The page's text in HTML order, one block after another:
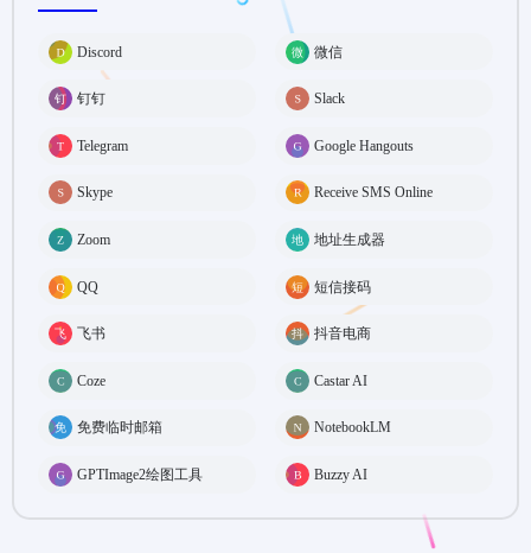
Discord 微信
钉钉 Slack
Telegram Google Hangouts
Skype Receive SMS Online
Zoom 地址生成器
QQ 短信接码
飞书 抖音电商
Coze Castar AI
免费临时邮箱 NotebookLM
GPTImage2绘图工具 Buzzy AI